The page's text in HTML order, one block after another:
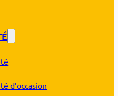
d’occasion